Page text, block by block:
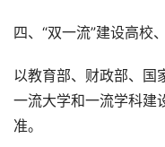
四、“双一流”建设高校
以教育部、财政部、国
一流大学和一流学科建
准。